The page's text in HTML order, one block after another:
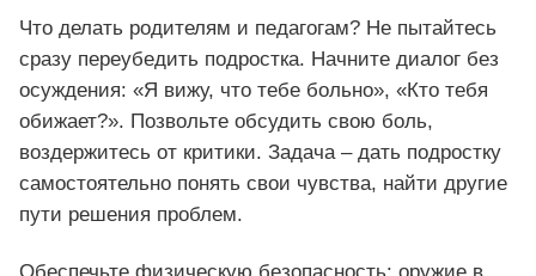
Что делать родителям и педагогам? Не пытайтесь
сразу переубедить подростка. Начните диалог без
осуждения: «Я вижу, что тебе больно», «Кто тебя
обижает?». Позвольте обсудить свою боль,
воздержитесь от критики. Задача – дать подростку
самостоятельно понять свои чувства, найти другие
пути решения проблем.